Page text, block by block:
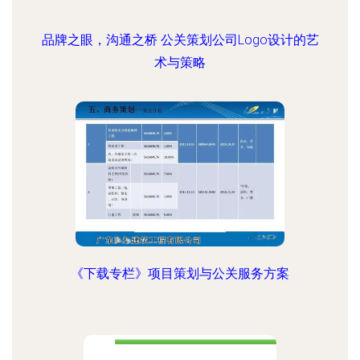
品牌之眼，沟通之桥 公关策划公司Logo设计的艺
术与策略
《下载专栏》项目策划与公关服务方案